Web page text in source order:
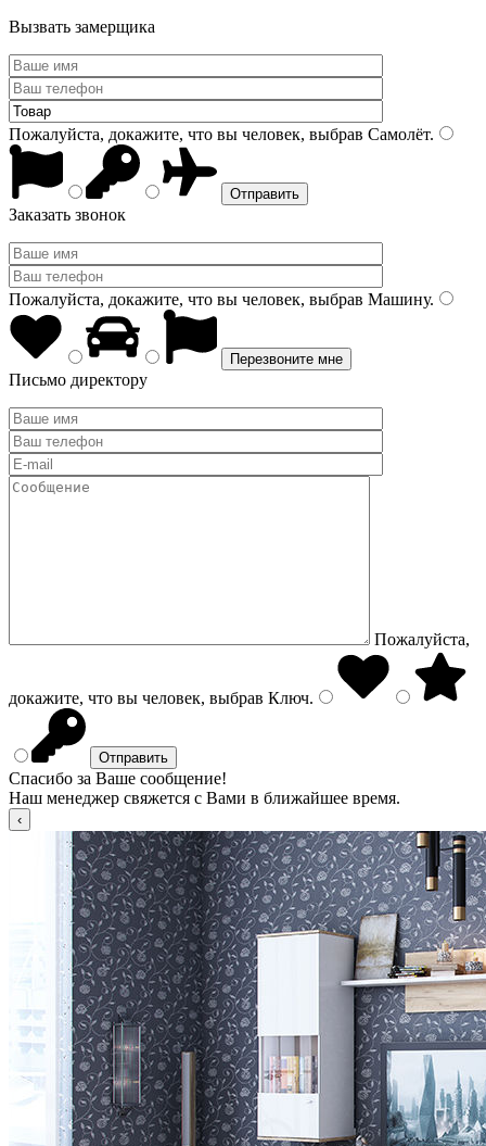
Вызвать замерщика
Пожалуйста, докажите, что вы человек, выбрав Самолёт.
Заказать звонок
Пожалуйста, докажите, что вы человек, выбрав Машину.
Письмо директору
Пожалуйста,
докажите, что вы человек, выбрав Ключ.
Спасибо за Ваше сообщение!
Наш менеджер свяжется с Вами в ближайшее время.